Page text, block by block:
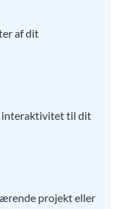
af dit
interaktivitet til dit
projekt eller